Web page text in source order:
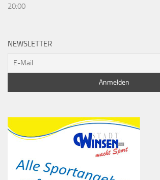
20:00
NEWSLETTER